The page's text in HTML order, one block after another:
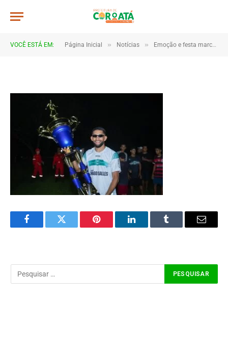
VOCÊ ESTÁ EM: Página Inicial » Notícias » Emoção e festa marcam as finais da Copa Marajá 2025 em Coroatá
IMG_0476
FacebookTwitter Pinterest LinkedInTumblr Email